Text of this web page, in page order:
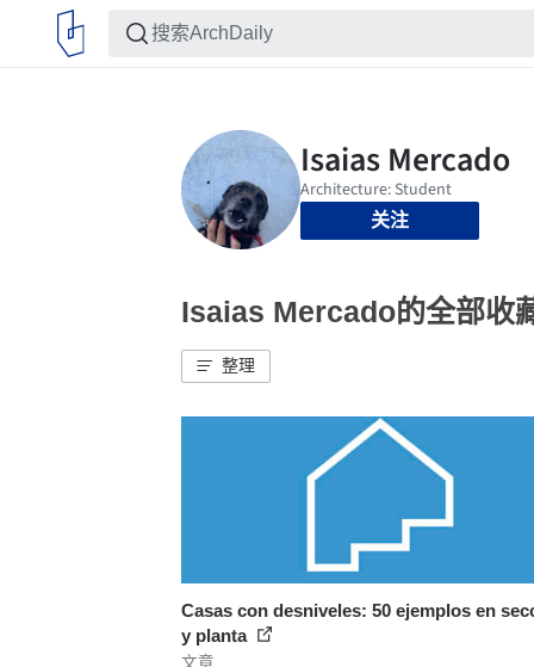
关注
Isaias Mercado的全部收
整理
Casas con desniveles: 50 ejemplos en
y planta
文章